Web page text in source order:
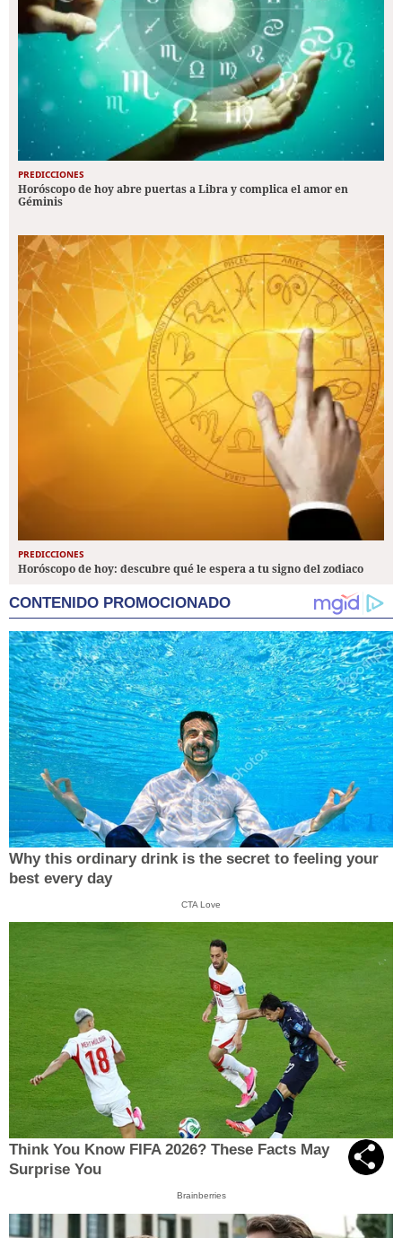
PREDICCIONES
Horóscopo de hoy abre puertas a Libra y complica el amor en
Géminis
PREDICCIONES
Horóscopo de hoy: descubre qué le espera a tu signo del zodiaco
CONTENIDO PROMOCIONADO
Why this ordinary drink is the secret to feeling your
best every day
CTA Love
Think You Know FIFA 2026? These Facts May
Surprise You
Brainberries